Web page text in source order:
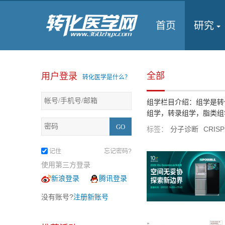
首页 研究
用户登录 转化医学是什么？
记住 忘记密码?
使用第三方登录
新浪登录
腾讯登录
没有账号?注册新账号
全部
组学栏目介绍：组学是
组学，转录组学，脂类
标签：
分子诊断